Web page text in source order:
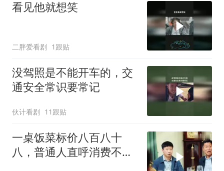
看见他就想笑
二胖爱看剧 1跟贴
没驾照是不能开车的，交
通安全常识要常记
伙计看剧 11跟贴
一桌饭菜标价八百八十
八，普通人直呼消费不